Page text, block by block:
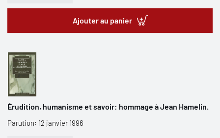
Ajouter au panier
Érudition, humanisme et savoir: hommage à Jean Hamelin.
Parution: 12 janvier 1996